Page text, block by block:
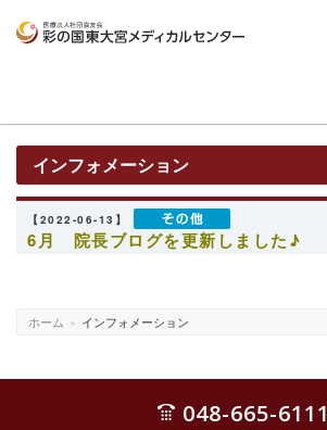
メディカルセンター
インフォメーション
【2022-06-13】
6月 院長ブログを更新しました♪
ホーム » インフォメーション
048-665-6111